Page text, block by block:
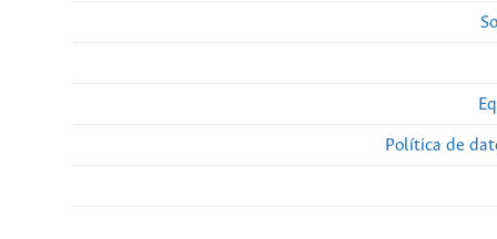
Política de